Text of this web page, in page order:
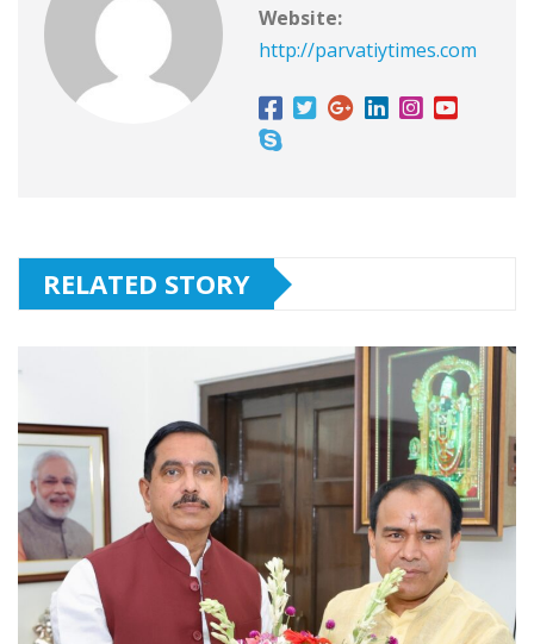
Website:
http://parvatiytimes.com
RELATED STORY